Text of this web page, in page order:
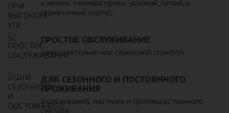
и низких температурных условий, легкий и
герметичный корпус.
ПРОСТОЕ ОБСЛУЖИВАНИЕ
самостоятельно или сервисной службой.
ДЛЯ СЕЗОННОГО И ПОСТОЯННОГО
ПРОЖИВАНИЯ
(пользования), частного и производственного
сектора.